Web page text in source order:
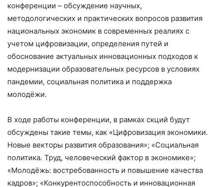
конференции – обсуждение научных,
методологических и практических вопросов развития
национальных экономик в современных реалиях с
учетом цифровизации, определения путей и
обоснование актуальных инновационных подходов к
модернизации образовательных ресурсов в условиях
пандемии, социальная политика и поддержка
молодёжи.
В ходе работы конференции, в рамках скций будут
обсуждены такие темы, как «Цифровизация экономики.
Новые векторы развития образования»; «Социальная
политика. Труд, человеческий фактор в экономике»;
«Молодёжь: востребованность и повышение качества
кадров»; «Конкурентоспособность и инновационная